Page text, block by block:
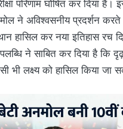
परिणाम घोषित कर दिया है।
ने अविश्वसनीय प्रदर्शन करते
हासिल कर नया इतिहास रच
ने साबित कर दिया है कि
भी लक्ष्य को हासिल किया जा